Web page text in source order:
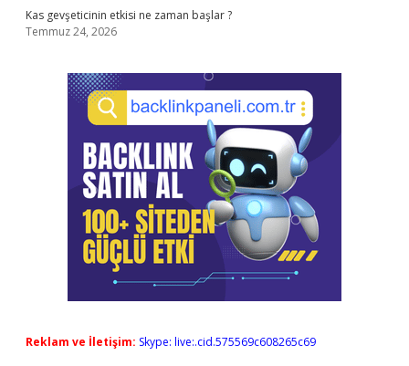
Kas gevşeticinin etkisi ne zaman başlar ?
Temmuz 24, 2026
Reklam ve İletişim: Skype: live:.cid.575569c608265c69